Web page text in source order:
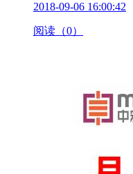
2018-09-06 16:00:42
阅读（0）